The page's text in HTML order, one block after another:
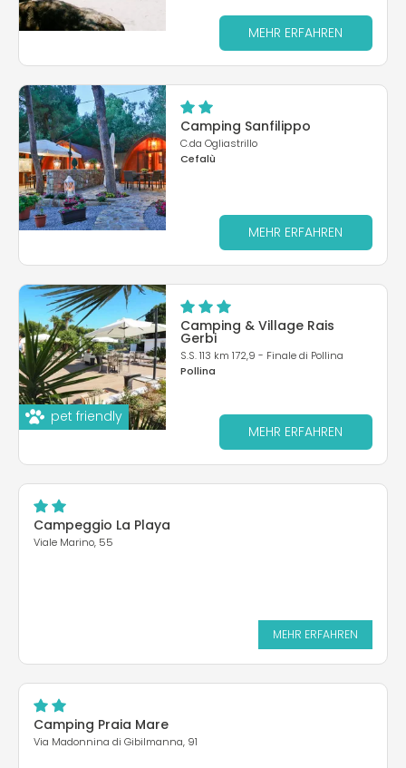
MEHR ERFAHREN
Camping Sanfilippo
C.da Ogliastrillo
Cefalù
MEHR ERFAHREN
pet friendly
Camping & Village Rais
Gerbi
S.S. 113 km 172,9 - Finale di Pollina
Pollina
MEHR ERFAHREN
Campeggio La Playa
Viale Marino, 55
MEHR ERFAHREN
Camping Praia Mare
Via Madonnina di Gibilmanna, 91